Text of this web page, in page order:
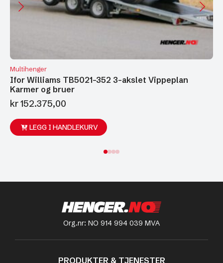
Multihenger
Ifor Williams TB5021-352 3-akslet Vippeplan
Karmer og bruer
kr152.375,00
LEGG I HANDLEKURV
Org.nr: NO 914 994 039 MVA
PRODUKTER & TJENESTER